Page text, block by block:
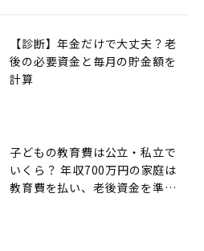
【診断】年金だけで大丈夫？老
後の必要資金と毎月の貯金額を
計算
子どもの教育費は公立・私立で
いくら？ 年収700万円の家庭は
教育費を払い、老後資金を準備